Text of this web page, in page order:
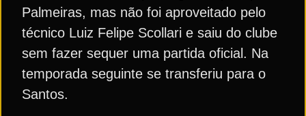
Palmeiras, mas não foi aproveitado pelo
técnico Luiz Felipe Scollari e saiu do clube
sem fazer sequer uma partida oficial. Na
temporada seguinte se transferiu para o
Santos.